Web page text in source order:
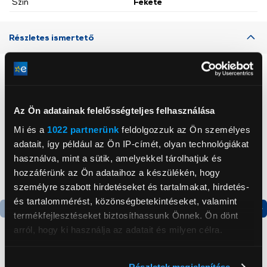
Az Ön adatainak felelősségteljes felhasználása
Mi és a 1022 partnerünk feldolgozzuk az Ön személyes
adatait, így például az Ön IP-címét, olyan technológiákat
használva, mint a sütik, amelyekkel tárolhatjuk és
hozzáférünk az Ön adataihoz a készülékén, hogy
személyre szabott hirdetéseket és tartalmakat, hirdetés-
és tartalommérést, közönségbetekintéseket, valamint
termékfejlesztéseket biztosíthassunk Önnek. Ön dönt
arról, hogy ki használja az adatait és milyen célra.
Részletes ismertető